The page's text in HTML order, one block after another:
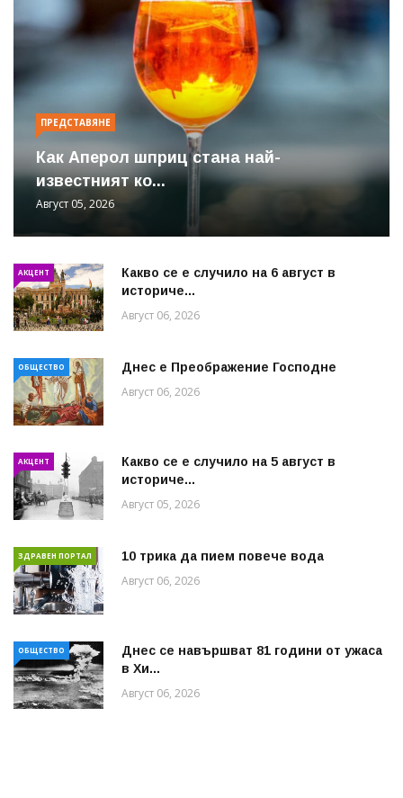
ПРЕДСТАВЯНЕ
Как Аперол шприц стана най-
известният ко...
Август 05, 2026
АКЦЕНТ
Какво се е случило на 6 август в
историче...
Август 06, 2026
ОБЩЕСТВО Днес е Преображение Господне
Август 06, 2026
АКЦЕНТ
Какво се е случило на 5 август в
историче...
Август 05, 2026
ЗДРАВЕН ПОРТАЛ 10 трика да пием повече вода
Август 06, 2026
ОБЩЕСТВО
Днес се навършват 81 години от ужаса
в Хи...
Август 06, 2026